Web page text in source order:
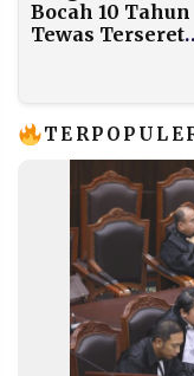
Bocah 10 Tahun
Tewas Terseret